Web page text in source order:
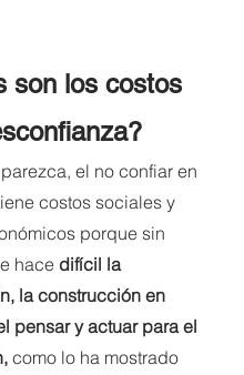
son los costos
el no confiar en
costos sociales y
porque sin
hace difícil la
la construcción en
pensar y actuar para el
como lo ha mostrado